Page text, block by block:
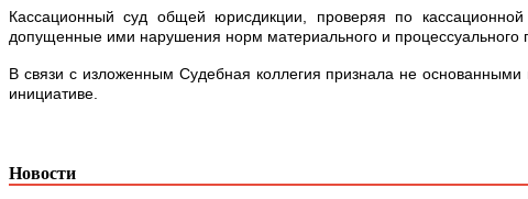
Кассационный суд общей юрисдикции, проверяя по
допущенные ими нарушения норм материального и
В связи с изложенным Судебная коллегия признала не
инициативе.
Новости